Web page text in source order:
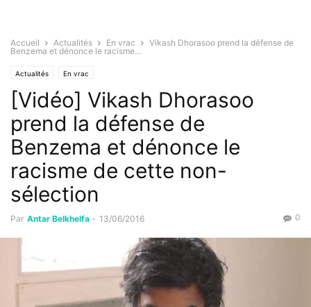
Accueil Actualités En vrac
Vikash Dhorasoo prend la défense de
Benzema et dénonce le racisme...
Actualités En vrac
[Vidéo] Vikash Dhorasoo
prend la défense de
Benzema et dénonce le
racisme de cette non-
sélection
Par Antar Belkhelfa - 13/06/2016 0